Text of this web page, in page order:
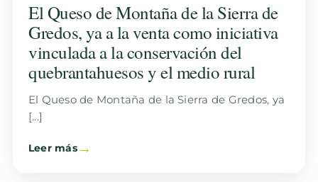
El Queso de Montaña de la Sierra de
Gredos, ya a la venta como iniciativa
vinculada a la conservación del
quebrantahuesos y el medio rural
El Queso de Montaña de la Sierra de Gredos, ya
[...]
Leer más